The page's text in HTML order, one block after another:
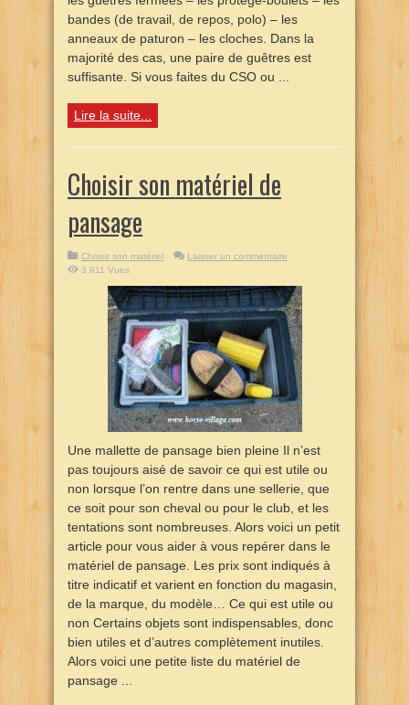
bandes (de travail, de repos, polo) – les
anneaux de paturon – les cloches. Dans la
majorité des cas, une paire de guêtres est
suffisante. Si vous faites du CSO ou ...
Lire la suite...
Choisir son matériel de
pansage
Choisir son matériel
Laisser un commentaire
3,911 Vues
Une mallette de pansage bien pleine Il n’est
pas toujours aisé de savoir ce qui est utile ou
non lorsque l’on rentre dans une sellerie, que
ce soit pour son cheval ou pour le club, et les
tentations sont nombreuses. Alors voici un petit
article pour vous aider à vous repérer dans le
matériel de pansage. Les prix sont indiqués à
titre indicatif et varient en fonction du magasin,
de la marque, du modèle… Ce qui est utile ou
non Certains objets sont indispensables, donc
bien utiles et d’autres complètement inutiles.
Alors voici une petite liste du matériel de
pansage ...